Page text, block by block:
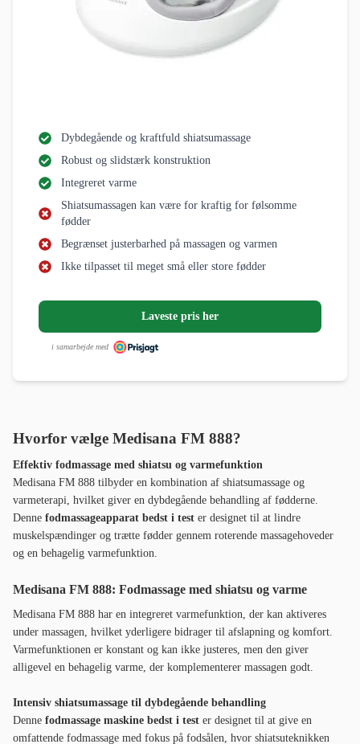
Dybdegående og kraftfuld shiatsumassage
Robust og slidstærk konstruktion
Integreret varme
Shiatsumassagen kan være for kraftig for følsomme
fødder
Begrænset justerbarhed på massagen og varmen
Ikke tilpasset til meget små eller store fødder
Laveste pris her
i samarbejde med
Hvorfor vælge Medisana FM 888?
Effektiv fodmassage med shiatsu og varmefunktion
Medisana FM 888 tilbyder en kombination af shiatsumassage og
varmeterapi, hvilket giver en dybdegående behandling af fødderne.
Denne fodmassageapparat bedst i test er designet til at lindre
muskelspændinger og trætte fødder gennem roterende massagehoveder
og en behagelig varmefunktion.
Medisana FM 888: Fodmassage med shiatsu og varme
Medisana FM 888 har en integreret varmefunktion, der kan aktiveres
under massagen, hvilket yderligere bidrager til afslapning og komfort.
Varmefunktionen er konstant og kan ikke justeres, men den giver
alligevel en behagelig varme, der komplementerer massagen godt.
Intensiv shiatsumassage til dybdegående behandling
Denne fodmassage maskine bedst i test er designet til at give en
omfattende fodmassage med fokus på fodsålen, hvor shiatsuteknikken